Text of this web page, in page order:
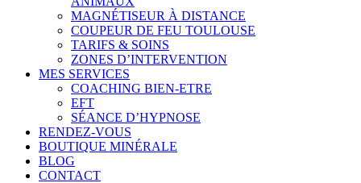
MAGNÉTISEUR À DISTANCE
COUPEUR DE FEU TOULOUSE
TARIFS & SOINS
ZONES D’INTERVENTION
MES SERVICES
COACHING BIEN-ETRE
EFT
SÉANCE D’HYPNOSE
RENDEZ-VOUS
BOUTIQUE MINÉRALE
BLOG
CONTACT